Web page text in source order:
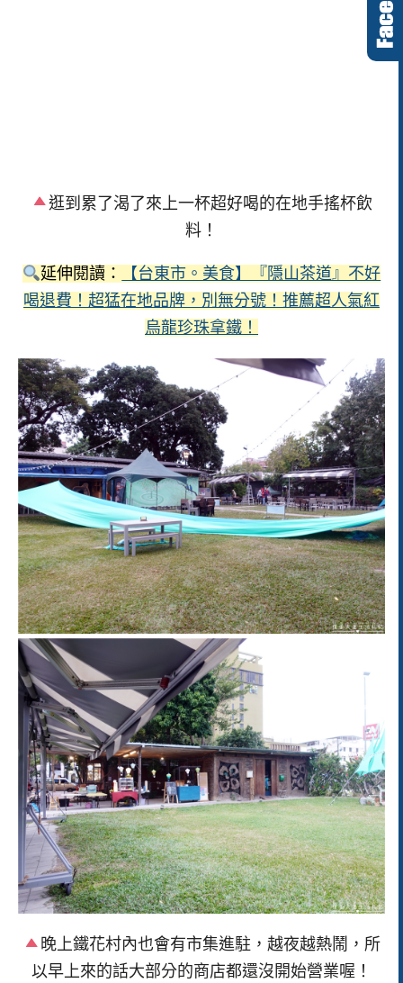
逛到累了渴了來上一杯超好喝的在地手搖杯飲
料！
延伸閱讀：
【台東市。美食】『隱山茶道』不好
喝退費！超猛在地品牌，別無分號！推薦超人氣紅
烏龍珍珠拿鐵！
晚上鐵花村內也會有市集進駐，越夜越熱鬧，所
以早上來的話大部分的商店都還沒開始營業喔！